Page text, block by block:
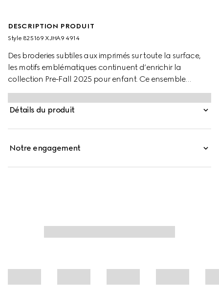
DESCRIPTION PRODUIT
Style ‎825169 XJHA9 4914
Des broderies subtiles aux imprimés sur toute la surface,
les motifs emblématiques continuent d’enrichir la
collection Pre-Fall 2025 pour enfant. Ce ensemble
cadeau deux-pièces pour bébé est confectionné dans un
piqué de coton GG. Il comprend une combinaison à
manches longues et un bonnet assorti.
Détails du produit
Notre engagement